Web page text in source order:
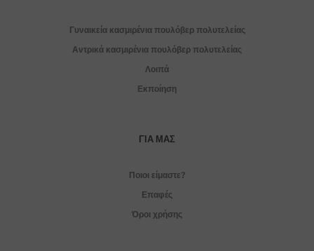
Γυναικεία κασμιρένια πουλόβερ πολυτελείας
Αντρικά κασμιρένια πουλόβερ πολυτελείας
Λοιπά
Εκποίηση
ΓΙΑ ΜΑΣ
Ποιοι είμαστε?
Επαφές
Όροι χρήσης